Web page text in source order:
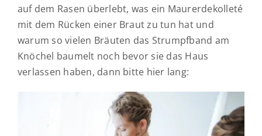
auf dem Rasen überlebt, was ein Maurerdekolleté
mit dem Rücken einer Braut zu tun hat und
warum so vielen Bräuten das Strumpfband am
Knöchel baumelt noch bevor sie das Haus
verlassen haben, dann bitte hier lang: